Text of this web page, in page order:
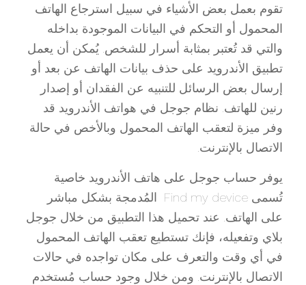
تقوم بعمل بعض الأشياء في سبيل استرجاع الهاتف
المحمول أو التحكم في البيانات الموجودة بداخله
والتي قد تُعتبر بمثابة أسرار للشخص. يُمكن أن يعمل
تطبيق الأندرويد على حذف بيانات الهاتف عن بعد أو
إرسال بعض الرسائل للتنبيه عن الفقدان أو إصدار
رنين للهاتف. نظام جوجل في هواتف الأندرويد قد
وفر ميزة لتعقب الهاتف المحمول وبالأخص في حالة
الاتصال بالإنترنت.
يوفر حساب جوجل على هاتف الأندرويد خاصية
تُسمى Find my device المُدمجة بشكل مباشر
على الهاتف. عند تحميل هذا التطبيق من خلال جوجل
بلاي وتفعيله، فإنك تستطيع تعقب الهاتف المحمول
في أي وقت والتعرف على مكان تواجده في حالات
الاتصال بالإنترنت. ومن خلال وجود حساب مُستخدم